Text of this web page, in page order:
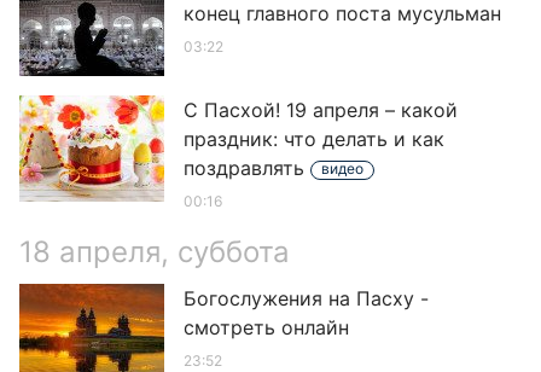
конец главного поста мусульман
03:22
С Пасхой! 19 апреля – какой
праздник: что делать и как
поздравлять
видео
00:16
18 апреля, суббота
Богослужения на Пасху -
смотреть онлайн
23:52